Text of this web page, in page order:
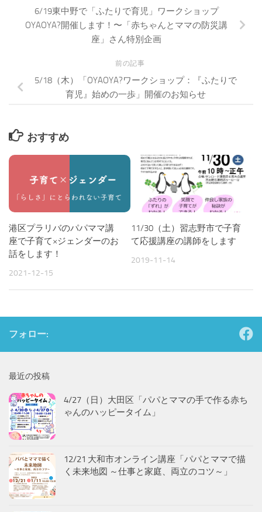
6/19東中野で「ふたりで育児」ワークショップ
OYAOYA?開催します！〜「赤ちゃんとママの防災講
座」さん特別企画
前の記事
5/18（木）「OYAOYA?ワークショップ：『ふたりで
育児』始めの一歩」開催のお知らせ
おすすめ
港区プラリバのパパママ講
座で子育て×ジェンダーのお
話をします！
2021-12-15
11/30（土）習志野市で子育
て応援講座の講師をします
2019-11-14
フォロー:
最近の投稿
4/27（日）大田区「パパとママの手で作る赤ち
ゃんのハッピータイム」
12/21 大和市オンライン講座「パパとママで描
く未来地図 ～仕事と家庭、両立のコツ～」